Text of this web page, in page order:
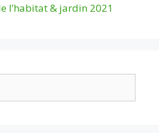
l’habitat & jardin 2021